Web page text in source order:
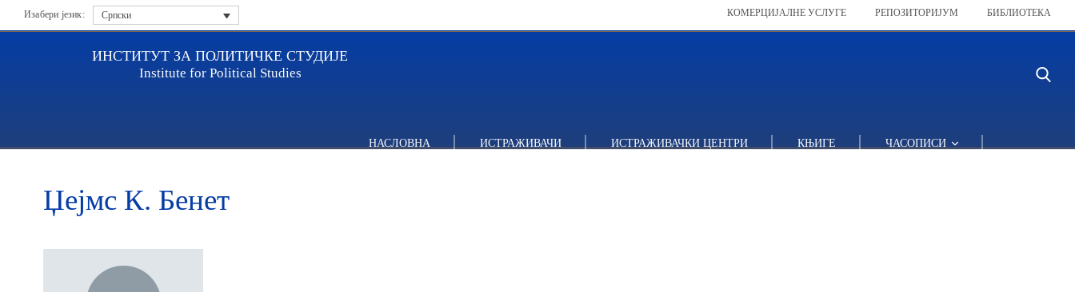
Изабери језик: Српски КОМЕРЦИЈАЛНЕ УСЛУГЕ РЕПОЗИТОРИЈУМ БИБЛИОТЕКА
ИНСТИТУТ ЗА ПОЛИТИЧКЕ СТУДИЈЕ
Institute for Political Studies
НАСЛОВНА ИСТРАЖИВАЧИ ИСТРАЖИВАЧКИ ЦЕНТРИ КЊИГЕ ЧАСОПИСИ
Џејмс К. Бенет